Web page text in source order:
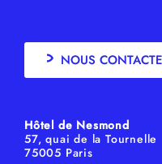
NOUS
Hôtel de Nesmond
57, quai de la Tournelle
75005 Paris